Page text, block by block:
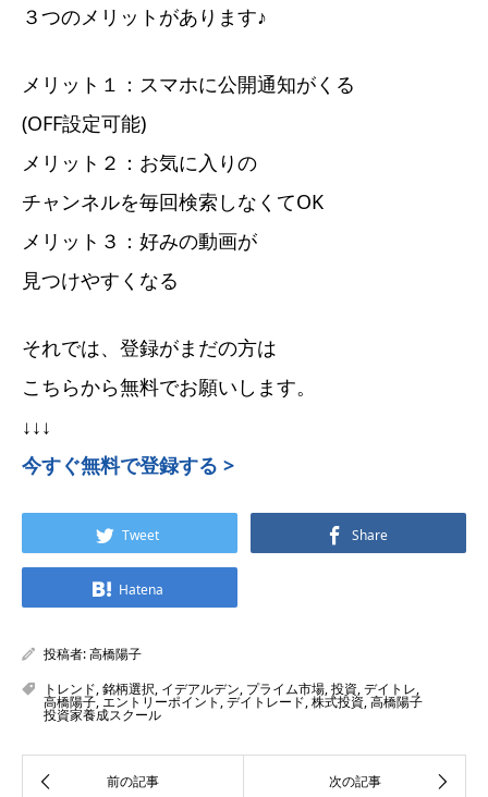
３つのメリットがあります♪
メリット１：スマホに公開通知がくる
(OFF設定可能)
メリット２：お気に入りの
チャンネルを毎回検索しなくてOK
メリット３：好みの動画が
見つけやすくなる
それでは、登録がまだの方は
こちらから無料でお願いします。
↓↓↓
今すぐ無料で登録する >
Tweet Share
Hatena
投稿者:高橋陽子
トレンド,銘柄選択, イデアルデン, プライム市場,投資,デイトレ,
高橋陽子,エントリーポイント,デイトレード,株式投資,高橋陽子
投資家養成スクール